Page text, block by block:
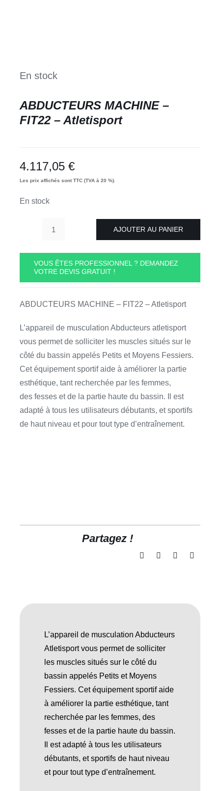
En stock
ABDUCTEURS MACHINE –
FIT22 – Atletisport
4.117,05 €
Les prix affichés sont TTC (TVA à 20 %).
En stock
quantité
ABDUCTEURS
MACHINE
Atletisport
AJOUTER AU PANIER
VOUS ÊTES PROFESSIONNEL ? DEMANDEZ
VOTRE DEVIS GRATUIT !
ABDUCTEURS MACHINE – FIT22 – Atletisport
L’appareil de musculation Abducteurs atletisport
vous permet de solliciter les muscles situés sur le
côté du bassin appelés Petits et Moyens Fessiers.
Cet équipement sportif aide à améliorer la partie
esthétique, tant recherchée par les femmes,
des fesses et de la partie haute du bassin. Il est
adapté à tous les utilisateurs débutants, et sportifs
de haut niveau et pour tout type d’entraînement.
Partagez !
L’appareil de musculation Abducteurs
Atletisport vous permet de solliciter
les muscles situés sur le côté du
bassin appelés Petits et Moyens
Fessiers. Cet équipement sportif aide
à améliorer la partie esthétique, tant
recherchée par les femmes, des
fesses et de la partie haute du bassin.
Il est adapté à tous les utilisateurs
débutants, et sportifs de haut niveau
et pour tout type d’entraînement.